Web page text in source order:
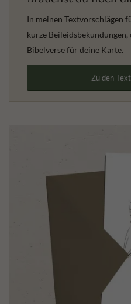
In meinen Textvorschlägen
kurze
Bibelverse für deine Karte.
Zu den